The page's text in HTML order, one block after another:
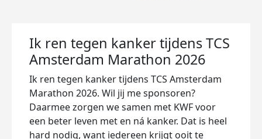
Ik ren tegen kanker tijdens TCS
Amsterdam Marathon 2026
Ik ren tegen kanker tijdens TCS Amsterdam
Marathon 2026. Wil jij me sponsoren?
Daarmee zorgen we samen met KWF voor
een beter leven met en ná kanker. Dat is heel
hard nodig, want iedereen krijgt ooit te